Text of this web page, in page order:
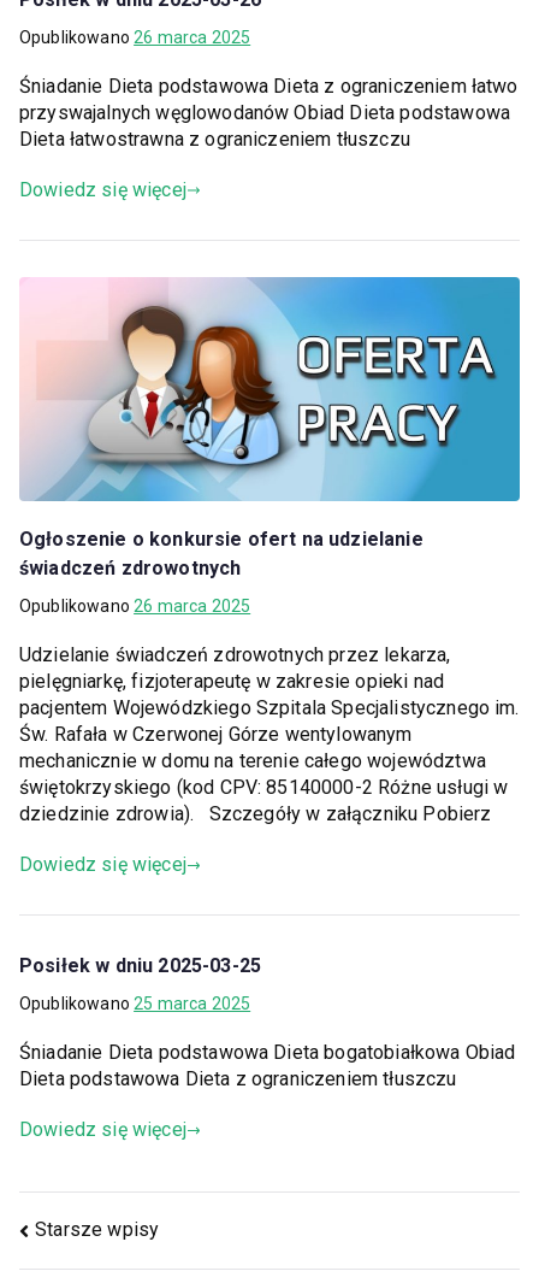
Opublikowano26 marca 2025
Śniadanie Dieta podstawowa Dieta z ograniczeniem łatwo
przyswajalnych węglowodanów Obiad Dieta podstawowa
Dieta łatwostrawna z ograniczeniem tłuszczu
Dowiedz się więcej
Ogłoszenie o konkursie ofert na udzielanie
świadczeń zdrowotnych
Opublikowano26 marca 2025
Udzielanie świadczeń zdrowotnych przez lekarza,
pielęgniarkę, fizjoterapeutę w zakresie opieki nad
pacjentem Wojewódzkiego Szpitala Specjalistycznego im.
Św. Rafała w Czerwonej Górze wentylowanym
mechanicznie w domu na terenie całego województwa
świętokrzyskiego (kod CPV: 85140000-2 Różne usługi w
dziedzinie zdrowia). Szczegóły w załączniku Pobierz
Dowiedz się więcej
Posiłek w dniu 2025-03-25
Opublikowano25 marca 2025
Śniadanie Dieta podstawowa Dieta bogatobiałkowa Obiad
Dieta podstawowa Dieta z ograniczeniem tłuszczu
Dowiedz się więcej
Starsze wpisy